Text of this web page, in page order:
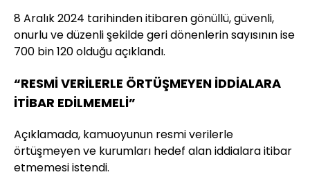
8 Aralık 2024 tarihinden itibaren gönüllü, güvenli,
onurlu ve düzenli şekilde geri dönenlerin sayısının ise
700 bin 120 olduğu açıklandı.
“RESMİ VERİLERLE ÖRTÜŞMEYEN İDDİALARA
İTİBAR EDİLMEMELİ”
Açıklamada, kamuoyunun resmi verilerle
örtüşmeyen ve kurumları hedef alan iddialara itibar
etmemesi istendi.